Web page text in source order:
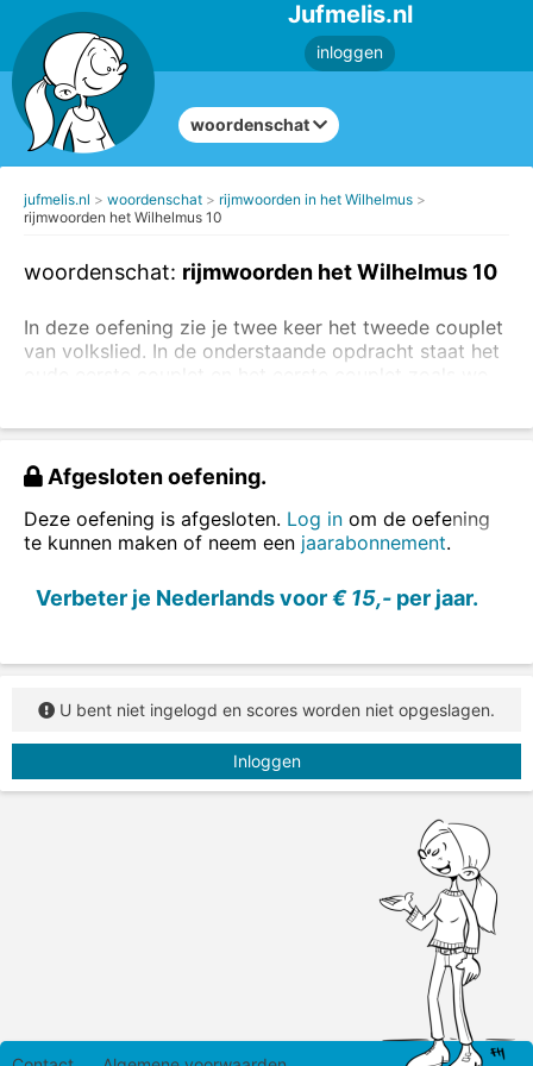
Jufmelis.nl
inloggen
woordenschat
jufmelis.nl woordenschat
rijmwoorden in het Wilhelmus
rijmwoorden het Wilhelmus 10
woordenschat: rijmwoorden het Wilhelmus 10
In deze oefening zie je twee keer het tweede couplet
van volkslied. In de onderstaande opdracht staat het
dan hier.
Sleep de woorden naar de juiste plaats.
Afgesloten oefening.
Deze oefening is afgesloten. Log in om de oefening
te kunnen maken of neem een jaarabonnement.
Verbeter je Nederlands voor€ 15,- per jaar.
U bent niet ingelogd en scores worden niet opgeslagen.
Inloggen